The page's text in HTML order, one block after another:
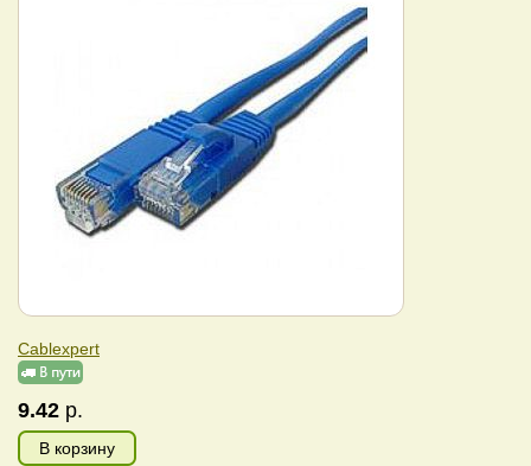
Cablexpert
9.42 р.
В корзину